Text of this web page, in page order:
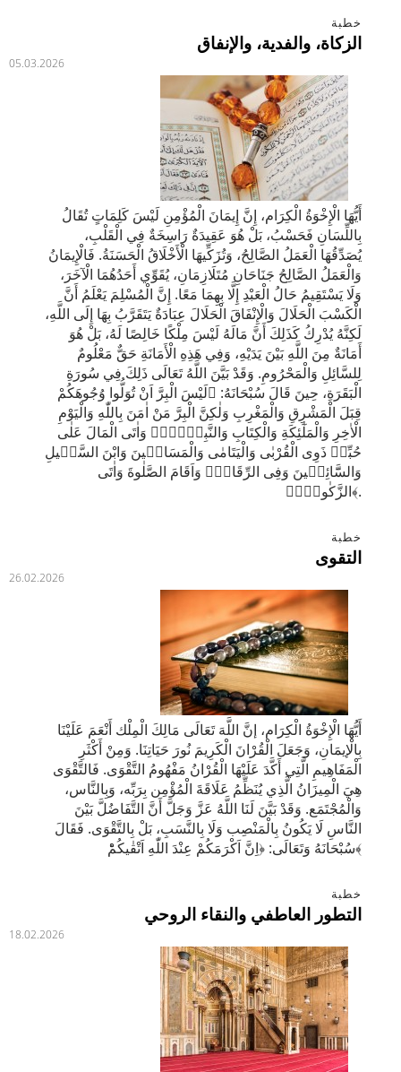
خطبة
الزكاة، والفدية، والإنفاق
05.03.2026
أَيُّهَا الْإِخْوَةُ الْكِرَام، إِنَّ إِيمَانَ الْمُؤْمِنِ لَيْسَ كَلِمَاتٍ تُقَالُ
بِاللِّسَانِ فَحَسْبُ، بَلْ هُوَ عَقِيدَةٌ رَاسِخَةٌ فِي الْقَلْبِ،
يُصَدِّقُهَا الْعَمَلُ الصَّالِحُ، وَتُزَكِّيهَا الْأَخْلَاقُ الْحَسَنَةُ. فَالْإِيمَانُ
وَالْعَمَلُ الصَّالِحُ جَنَاحَانِ مُتَلَازِمَانِ، يُقَوِّي أَحَدُهُمَا الْآخَرَ،
وَلَا يَسْتَقِيمُ حَالُ الْعَبْدِ إِلَّا بِهِمَا مَعًا. إِنَّ الْمُسْلِمَ يَعْلَمُ أَنَّ
الْكَسْبَ الْحَلَالَ وَالْإِنْفَاقَ الْحَلَالَ عِبَادَةٌ يَتَقَرَّبُ بِهَا إِلَى اللَّهِ،
لَكِنَّهُ يُدْرِكُ كَذَلِكَ أَنَّ مَالَهُ لَيْسَ مِلْكًا خَالِصًا لَهُ، بَلْ هُوَ
أَمَانَةٌ مِنَ اللَّهِ بَيْنَ يَدَيْهِ، وَفِي هَذِهِ الْأَمَانَةِ حَقٌّ مَعْلُومٌ
لِلسَّائِلِ وَالْمَحْرُومِ. وَقَدْ بَيَّنَ اللَّهُ تَعَالَى ذَلِكَ فِي سُورَةِ
الْبَقَرَةِ، حِينَ قَالَ سُبْحَانَهُ: ﴿لَيْسَ الْبِرَّ اَنْ تُوَلُّوا وُجُوهَكُمْ
قِبَلَ الْمَشْرِقِ وَالْمَغْرِبِ وَلٰكِنَّ الْبِرَّ مَنْ اٰمَنَ بِاللّٰهِ وَالْيَوْمِ
الْاٰخِرِ وَالْمَلٰٓئِكَةِ وَالْكِتَابِ وَالنَّبِيّٖنَۚ وَاٰتَى الْمَالَ عَلٰى
حُبِّهٖ ذَوِى الْقُرْبٰى وَالْيَتَامٰى وَالْمَسَاكٖينَ وَابْنَ السَّبٖيلِ
وَالسَّٓائِلٖينَ وَفِى الرِّقَابِۚ وَاَقَامَ الصَّلٰوةَ وَاٰتَى
الزَّكٰوةَۚؕ﴾.
خطبة
التقوى
26.02.2026
أَيُّهَا الْإِخْوَةُ الْكِرَام، إنَّ اللَّهَ تَعَالَى مَالِكَ الْمِلْك أَنْعَمَ عَلَيْنَا
بِالْإيمَانِ، وَجَعَلَ الْقُرْانَ الْكَرِيمَ نُورَ حَيَاتِنَا. وَمِنْ أَكْثَرِ
الْمَفَاهِيمِ الَّتِي أَكَّدَ عَلَيْهَا الْقُرْانُ مَفْهُومُ التَّقْوَى. فَالتَّقْوَى
هِيَ الْمِيزَانُ الَّذِي يُنَظِّمُ عَلَاقَةَ الْمُؤْمِن بِرَبِّه، وَبِالنَّاس،
وَالْمُجْتَمَع. وَقَدْ بَيَّنَ لَنَا اللَّهُ عَزَّ وَجَلَّ أَنَّ التَّفَاضُلَّ بَيْنَ
النَّاسِ لَا يَكُونُ بِالْمَنْصِب وَلَا بِالنَّسَبِ، بَلْ بِالتَّقْوَى. فَقَالَ
سُبْحَانَهُ وَتَعَالَى: ﴿اِنَّ اَكْرَمَكُمْ عِنْدَ اللّٰهِ اَتْقٰيكُمْؕ﴾
خطبة
التطور العاطفي والنقاء الروحي
18.02.2026